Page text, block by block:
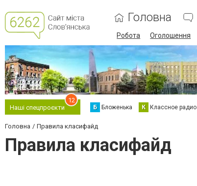
Головна
Робота Оголошення
Наші спецпроєкти
12
Б Бложенька К Классное радио
Головна Правила класифайд
Правила класифайд